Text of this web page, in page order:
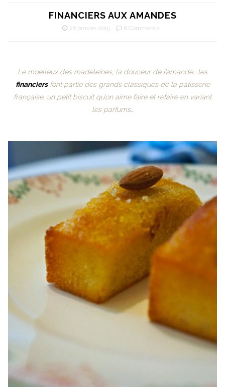
FINANCIERS AUX AMANDES
26 janvier 2015 6 Comments
Le moelleux des madeleines, la douceur de l’amande… les
financiersfont partie des grands classiques de la pâtisserie
française, un petit biscuit qu’on aime faire et refaire en variant
les parfums…